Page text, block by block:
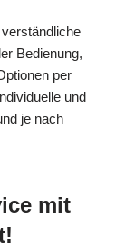
Bedienung,
per
und
je nach
mit